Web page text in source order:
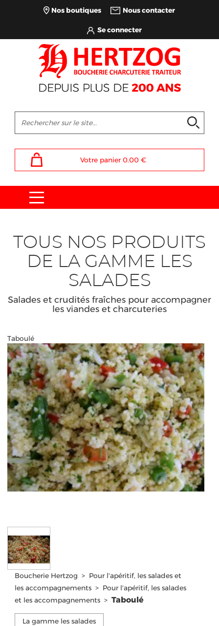
Nos boutiques Nous contacter
Votre panier 0.00 €
TOUS NOS PRODUITS
DE LA GAMME LES
SALADES
Salades et crudités fraîches pour accompagner
les viandes et charcuteries
Taboulé
Boucherie Hertzog > Pour l'apéritif, les salades et
les accompagnements > Pour l'apéritif, les salades
et les accompagnements > Taboulé
La gamme les salades